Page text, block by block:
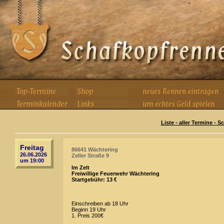
Liste - aller Termine -
Freitag
26.06.2026
um 19:00
86641 Wächtering
Zeller Straße 9
Im Zelt
Freiwillige Feuerwehr Wächtering
Startgebühr: 13 €
Einschreiben ab 18 Uhr
Beginn 19 Uhr
1. Preis 200€